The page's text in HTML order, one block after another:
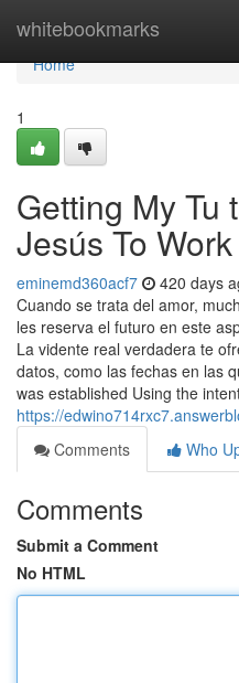
whitebookmarks
Home
Home
1
Getting My Tu
Jesús To Work
eminemd360acf7 420 days
Cuando se trata del amor,
les reserva el futuro en este
La vidente real verdadera te
datos, como las fechas en las
was established Using the
https://
Comments
Who
Comments
Submit a Comment
No HTML